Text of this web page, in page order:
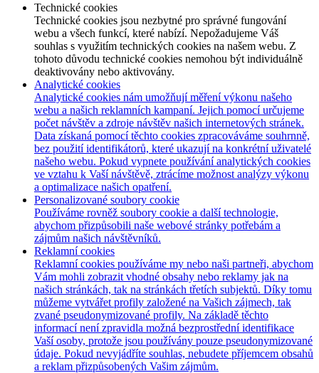
Technické cookies
Technické cookies jsou nezbytné pro správné fungování
webu a všech funkcí, které nabízí. Nepožadujeme Váš
souhlas s využitím technických cookies na našem webu. Z
tohoto důvodu technické cookies nemohou být individuálně
deaktivovány nebo aktivovány.
Analytické cookies
Analytické cookies nám umožňují měření výkonu našeho
webu a našich reklamních kampaní. Jejich pomocí určujeme
počet návštěv a zdroje návštěv našich internetových stránek.
Data získaná pomocí těchto cookies zpracováváme souhrnně,
bez použití identifikátorů, které ukazují na konkrétní uživatelé
našeho webu. Pokud vypnete používání analytických cookies
ve vztahu k Vaší návštěvě, ztrácíme možnost analýzy výkonu
a optimalizace našich opatření.
Personalizované soubory cookie
Používáme rovněž soubory cookie a další technologie,
abychom přizpůsobili naše webové stránky potřebám a
zájmům našich návštěvníků.
Reklamní cookies
Reklamní cookies používáme my nebo naši partneři, abychom
Vám mohli zobrazit vhodné obsahy nebo reklamy jak na
našich stránkách, tak na stránkách třetích subjektů. Díky tomu
můžeme vytvářet profily založené na Vašich zájmech, tak
zvané pseudonymizované profily. Na základě těchto
informací není zpravidla možná bezprostřední identifikace
Vaší osoby, protože jsou používány pouze pseudonymizované
údaje. Pokud nevyjádříte souhlas, nebudete příjemcem obsahů
a reklam přizpůsobených Vašim zájmům.